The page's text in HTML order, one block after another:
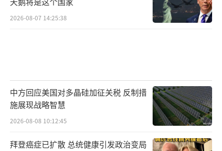
风洞测试，未能达到设计要求，至今没有列
弹的设计不仅依赖外观，更需要强大的科技实
力和国家综合国力的支撑。朝鲜在这一领域的
技术积累尚浅，未来仍需长时间的努力才能追
赶上顶尖水平。
2026-08-07 14:25:38
中方回应美国对多晶硅加征关税 反制措
施展现战略智慧
2026-08-08 10:12:45
拜登癌症已扩散 总统健康引发政治变局